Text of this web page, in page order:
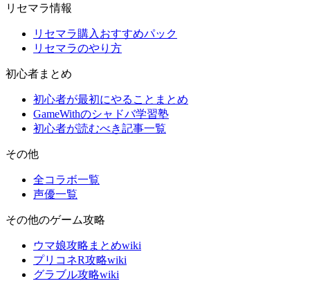
リセマラ情報
リセマラ購入おすすめパック
リセマラのやり方
初心者まとめ
初心者が最初にやることまとめ
GameWithのシャドバ学習塾
初心者が読むべき記事一覧
その他
全コラボ一覧
声優一覧
その他のゲーム攻略
ウマ娘攻略まとめwiki
プリコネR攻略wiki
グラブル攻略wiki